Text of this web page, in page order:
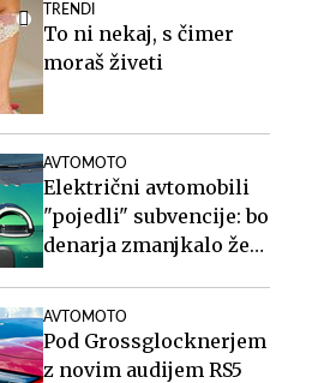
TRENDI
To ni nekaj, s čimer
moraš živeti
AVTOMOTO
Električni avtomobili
"pojedli" subvencije: bo
denarja zmanjkalo že
AVTOMOTO
Pod Grossglocknerjem
z novim audijem RS5